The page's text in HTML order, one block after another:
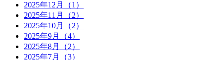
2025年12月（1）
2025年11月（2）
2025年10月（2）
2025年9月（4）
2025年8月（2）
2025年7月（3）